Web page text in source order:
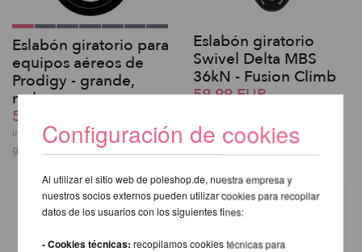
Eslabón giratorio para
equipos aéreos de
Prodigy - grande,
redon
59,99 EUR
incl. 21 % I.V.A. exkl.
gastos de envio
Eslabón giratorio
Swivel Delta MBS
36kN - Fusion Climb
59,99 EUR
gastos de envio
Configuración de cookies
Al utilizar el sitio web de poleshop.de, nuestra empresa y
nuestros socios externos pueden utilizar cookies para recopilar
datos de los usuarios con los siguientes fines:
- Cookies técnicas:recopilamos cookies técnicas para